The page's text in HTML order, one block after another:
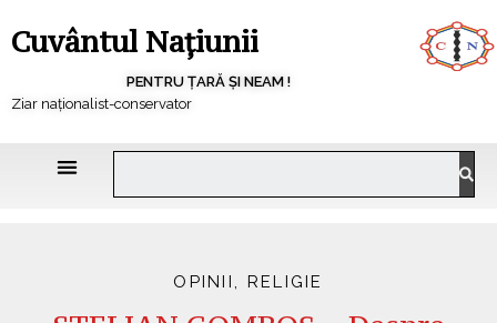
Cuvântul Națiunii
PENTRU ȚARĂ ȘI NEAM !
Ziar naționalist-conservator
OPINII, RELIGIE